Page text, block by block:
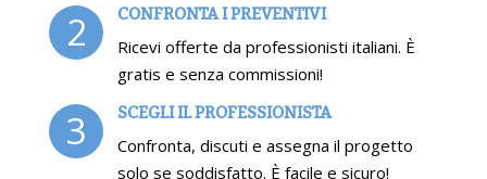
2 CONFRONTA I PREVENTIVI
Ricevi offerte da professionisti italiani. È
gratis e senza commissioni!
3 SCEGLI IL PROFESSIONISTA
Confronta, discuti e assegna il progetto
solo se soddisfatto. È facile e sicuro!